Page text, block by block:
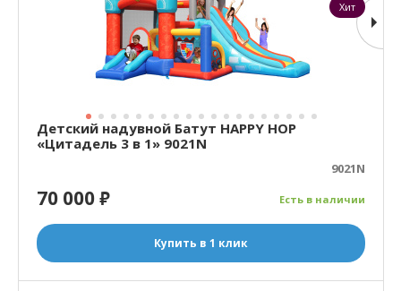
Детский надувной Батут HAPPY HOP
«Цитадель 3 в 1» 9021N
9021N
Есть в наличии
70 000₽
Купить в 1 клик
Хит